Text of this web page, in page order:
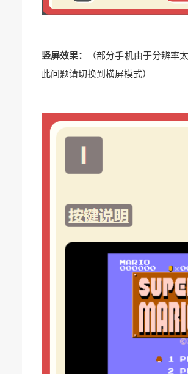
竖屏效果：
（部分手机由于分辨率
此问题请切换到横屏模式）